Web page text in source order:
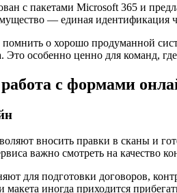
с пакетами Microsoft 365 и
— единая идентификация
о хорошо продуманной
особенно ценно для команд, где
с формами
вносить правки в сканы и
важно смотреть на качество
для подготовки договоров,
макета иногда приходится